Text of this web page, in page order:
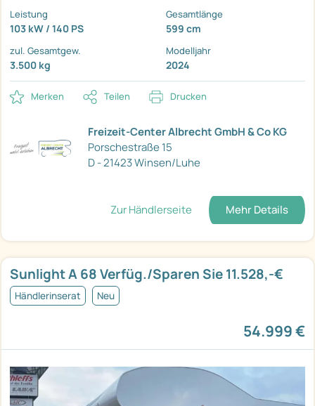
Leistung
103 kW / 140 PS
Gesamtlänge
599 cm
zul. Gesamtgew.
3.500 kg
Modelljahr
2024
Merken Teilen Drucken
Freizeit-Center Albrecht GmbH & Co KG
Porschestraße 15
D - 21423 Winsen/Luhe
Zur Händlerseite Mehr Details
Sunlight A 68 Verfüg./Sparen Sie 11.528,-€
Händlerinserat Neu
54.999 €